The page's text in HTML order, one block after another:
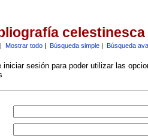
celestinesca
Mostrar todo| Búsqueda simple| Búsqueda
iniciar sesión para poder utilizar las